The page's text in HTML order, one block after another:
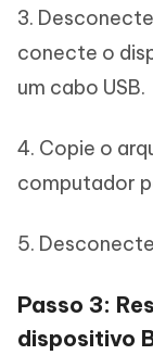
3.
conecte o
um cabo USB.
4. Copie o
computador
5.
Passo 3:
dispositivo